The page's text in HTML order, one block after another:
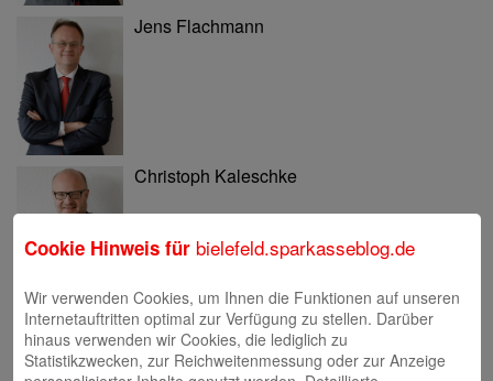
Jens Flachmann
Christoph Kaleschke
Stephan Merkel
Cookie Hinweis für bielefeld.sparkasseblog.de
Wir verwenden Cookies, um Ihnen die Funktionen auf unseren
Internetauftritten optimal zur Verfügung zu stellen. Darüber
hinaus verwenden wir Cookies, die lediglich zu
Statistikzwecken, zur Reichweitenmessung oder zur Anzeige